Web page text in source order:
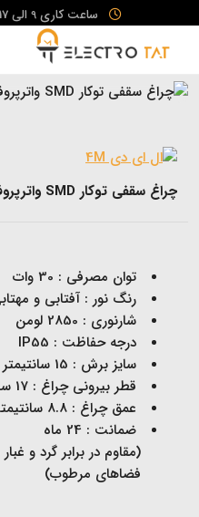
ساعت کاری 9 الی 17
چراغ سقفی توکار SMD واترپروف 30 وات 4M
توان مصرفی : 30 وات
رنگ نور : آفتابی و
شارنوری : 2850 لومن
درجه حفاظت : IP55
سایز برش : 15 سانتیمتر
قطر بیرونی چراغ : 17 سانتیمتر
عمق چراغ : 8.8 سانتیمتر
ضمانت : 24 ماه
(مقاوم در برابر گرد و
فضاهای مرطوب)